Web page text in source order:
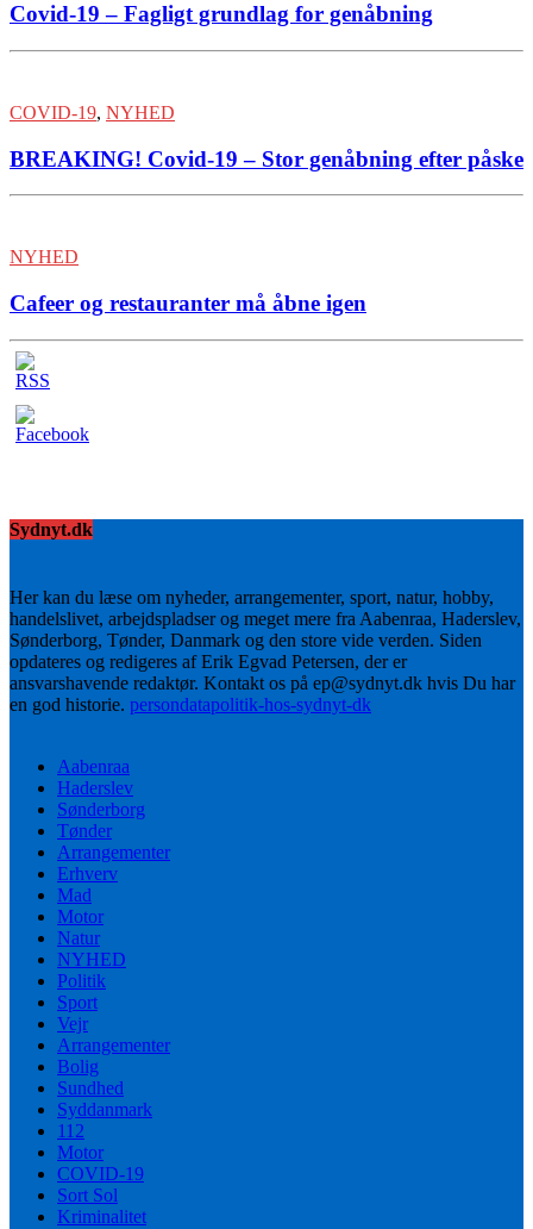
Covid-19 – Fagligt grundlag for genåbning
COVID-19, NYHED
BREAKING! Covid-19 – Stor genåbning efter påske
NYHED
Cafeer og restauranter må åbne igen
Sydnyt.dk
Her kan du læse om nyheder, arrangementer, sport, natur, hobby,
handelslivet, arbejdspladser og meget mere fra Aabenraa, Haderslev,
Sønderborg, Tønder, Danmark og den store vide verden. Siden
opdateres og redigeres af Erik Egvad Petersen, der er
ansvarshavende redaktør. Kontakt os på ep@sydnyt.dk hvis Du har
en god historie. persondatapolitik-hos-sydnyt-dk
Aabenraa
Haderslev
Sønderborg
Tønder
Arrangementer
Erhverv
Mad
Motor
Natur
NYHED
Politik
Sport
Vejr
Arrangementer
Bolig
Sundhed
Syddanmark
112
Motor
COVID-19
Sort Sol
Kriminalitet